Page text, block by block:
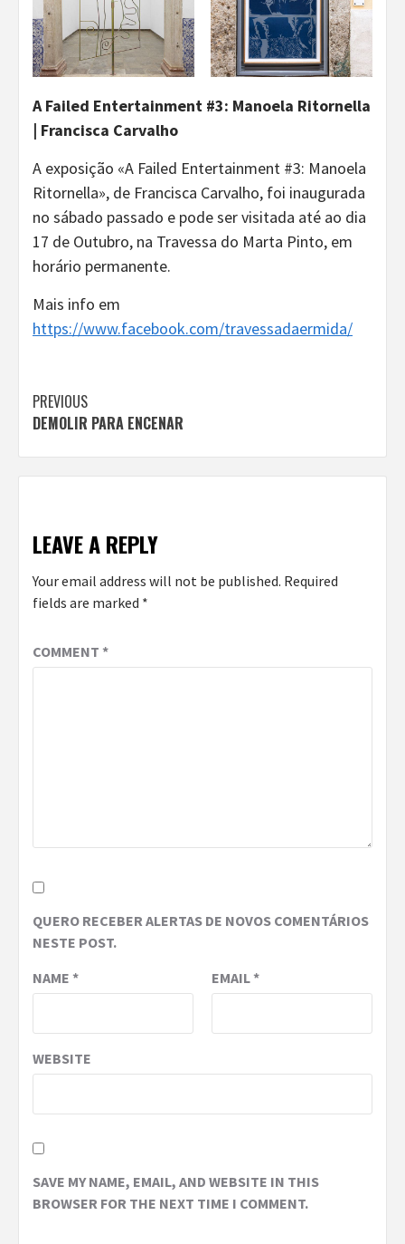
A Failed Entertainment #3: Manoela Ritornella
| Francisca Carvalho
A exposição «A Failed Entertainment #3: Manoela
Ritornella», de Francisca Carvalho, foi inaugurada
no sábado passado e pode ser visitada até ao dia
17 de Outubro, na Travessa do Marta Pinto, em
horário permanente.
Mais info em
https://www.facebook.com/travessadaermida/
Continue
Reading
PREVIOUS
DEMOLIR PARA ENCENAR
LEAVE A REPLY
Your email address will not be published. Required
fields are marked *
COMMENT *
QUERO RECEBER ALERTAS DE NOVOS COMENTÁRIOS
NESTE POST.
NAME * EMAIL*
WEBSITE
SAVE MY NAME, EMAIL, AND WEBSITE IN THIS
BROWSER FOR THE NEXT TIME I COMMENT.